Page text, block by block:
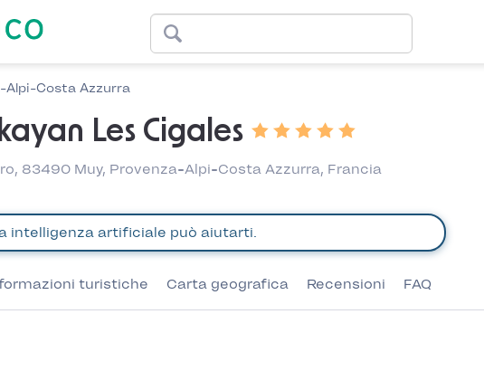
Alpi-Costa Azzurra
Les Cigales
83490 Muy, Provenza-Alpi-Costa Azzurra, Francia
turistiche Carta geografica Recensioni FAQ